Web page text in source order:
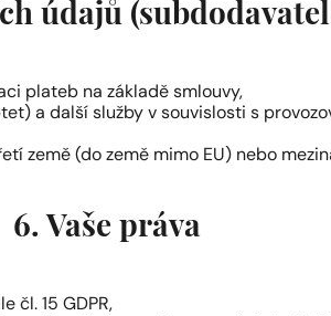
údajů
plateb na základě smlouvy,
a další služby v souvislosti s
země (do země mimo EU) nebo
6. Vaše práva
čl. 15 GDPR,